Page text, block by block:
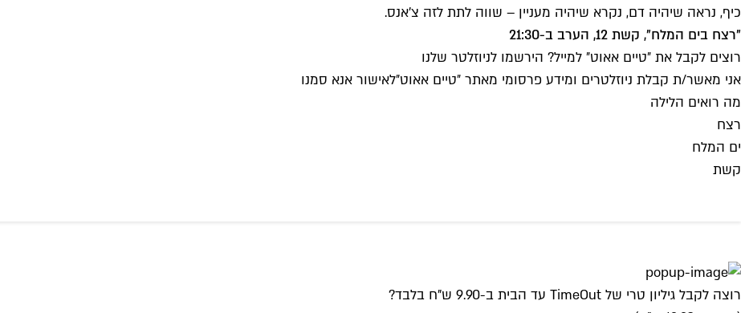
כיף, נראה שיהיה דם, נקרא שיהיה מעניין – שווה לתת לזה צ'אנס.
"רצח בים המלח", קשת 12, הערב ב-21:30
רוצים לקבל את ״טיים אאוט״ למייל? הירשמו לניוזלטר שלנו
אני מאשר/ת קבלת ניוזלטרים ומידע פרסומי מאתר ״טיים אאוט״לאישור אנא סמנו
מה רואים הלילה
רצח
ים המלח
קשת
רוצה לקבל גיליון טרי של TimeOut עד הבית ב-9.90 ש"ח בלבד?